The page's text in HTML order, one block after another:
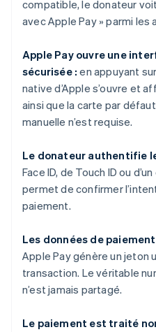
compatible, le donateur
avec Apple Pay » parmi
Apple Pay ouvre une
sécurisée : en appuyant
native d’Apple s’ouvre et
ainsi que la carte par
manuelle n’est requise.
Le donateur authentifie
Face ID, de Touch ID ou
permet de confirmer
paiement.
Les données de
Apple Pay génère un jeton
transaction. Le véritable
n’est jamais partagé.
Le paiement est traité